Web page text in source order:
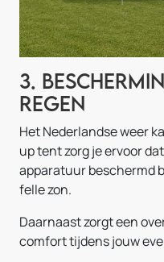
3.
regen
Het Nederlandse weer
up tent zorg je ervoor
apparatuur beschermd
felle zon.
Daarnaast zorgt een
comfort tijdens jouw